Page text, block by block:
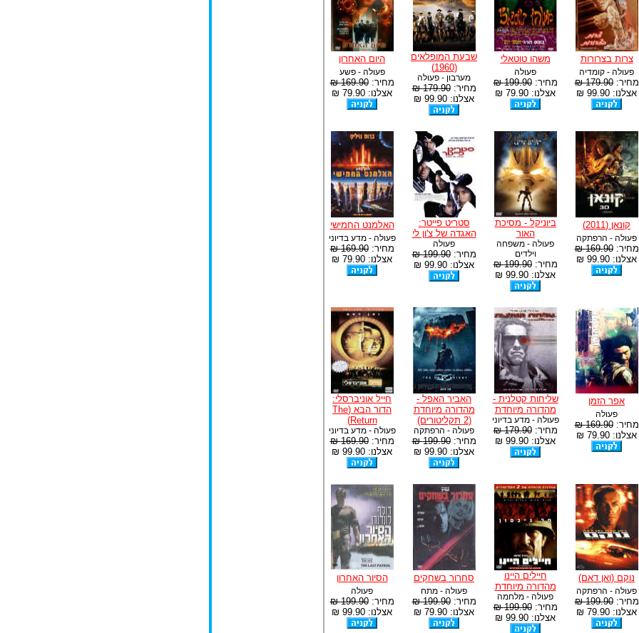
צרות בצרורות
פעולה - קומדיה
מחיר:179.90 ₪
אצלנו: 99.90 ₪
משהו טוטאלי
פעולה
מחיר:199.90 ₪
אצלנו: 79.90 ₪
שבעת המופלאים
(1960)
מערבון - פעולה
מחיר:179.90 ₪
אצלנו: 99.90 ₪
היום האחרון
פעולה - פשע
מחיר:169.90 ₪
אצלנו: 79.90 ₪
קונאן (2011)
פעולה - הרפתקה
מחיר:169.90 ₪
אצלנו: 99.90 ₪
ביוניקל - מסיכת
האור
פעולה - משפחה
וילדים
מחיר:199.90 ₪
אצלנו: 99.90 ₪
סטריט פייטר:
האגדה של צ'ון לי
פעולה
מחיר:199.90 ₪
אצלנו: 99.90 ₪
האלמנט החמישי
פעולה - מדע בדיוני
מחיר:169.90 ₪
אצלנו: 79.90 ₪
אפר הזמן
פעולה
מחיר:169.90 ₪
אצלנו: 79.90 ₪
שליחות קטלנית -
מהדורה מיוחדת
פעולה - מדע בדיוני
מחיר:179.90 ₪
אצלנו: 99.90 ₪
האביר האפל -
מהדורה מיוחדת
(2 תקליטורים)
פעולה - הרפתקה
מחיר:199.90 ₪
אצלנו: 99.90 ₪
חייל אוניברסלי:
הדור הבא (The
Return)
פעולה - מדע בדיוני
מחיר:169.90 ₪
אצלנו: 99.90 ₪
נוקם (ואן דאם)
פעולה - הרפתקה
מחיר:199.90 ₪
אצלנו: 79.90 ₪
חיילים היינו
מהדורה מיוחדת
פעולה - מלחמה
מחיר:199.90 ₪
אצלנו: 99.90 ₪
סחרור בשחקים
פעולה - מתח
מחיר:199.90 ₪
אצלנו: 79.90 ₪
הסיור האחרון
פעולה
מחיר:199.90 ₪
אצלנו: 99.90 ₪